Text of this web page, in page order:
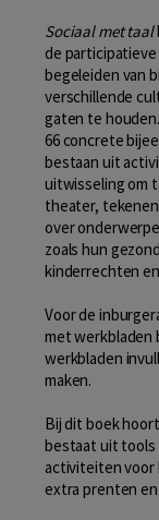
Sociaal met taal
de
begeleiden van
verschillende
gaten te
66 concrete
bestaan uit
uitwisseling om
theater,
over
zoals hun
kinderrechten
Voor de
met werkbladen
werkbladen
maken.
Bij dit boek
bestaat uit tools
activiteiten voor
extra prenten